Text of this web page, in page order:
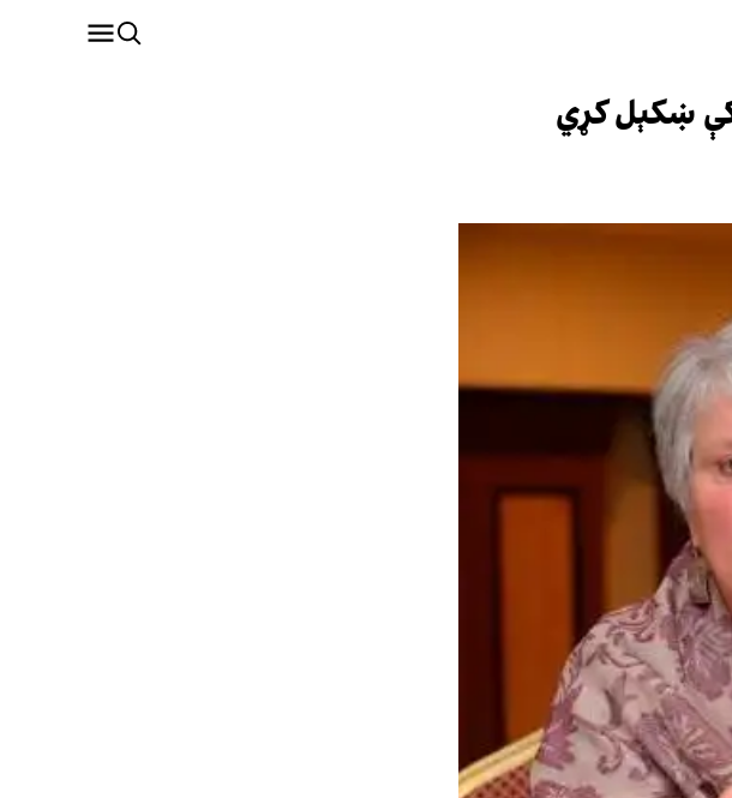
کې ښکېل کړي